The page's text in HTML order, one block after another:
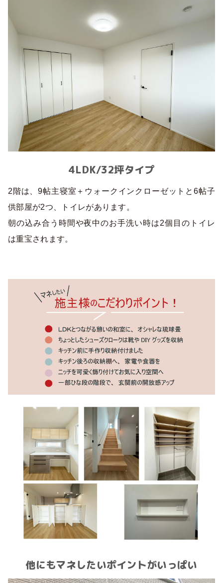
4LDK/32坪タイプ
2階は、9帖主寝室＋ウォークインクローゼットと6帖子
供部屋が2つ、トイレがあります。
朝の込み合う時間や夜中のお手洗い時は2個目のトイレ
は重宝されます。
他にもマネしたいポイントがいっぱい